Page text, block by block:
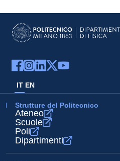
IT EN
Strutture del Politecnico
Ateneo
Scuole
Poli
Dipartimenti